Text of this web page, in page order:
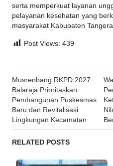
serta memperkuat layanan
pelayanan kesehatan yang
masyarakat Kabupaten
Post Views: 439
Post
navigation
Musrenbang RKPD 2027:
Balaraja Prioritaskan
Pembangunan Puskesmas
Baru dan Revitalisasi
Lingkungan Kecamatan
RELATED POSTS